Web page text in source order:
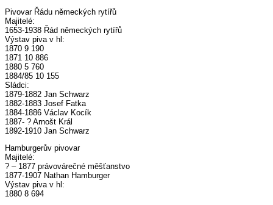
Pivovar Řádu německých rytířů
Majitelé:
1653-1938 Řád německých rytířů
Výstav piva v hl:
1870 9 190
1871 10 886
1880 5 760
1884/85 10 155
Sládci:
1879-1882 Jan Schwarz
1882-1883 Josef Fatka
1884-1886 Václav Kocík
1887- ? Arnošt Král
1892-1910 Jan Schwarz
Hamburgerův pivovar
Majitelé:
? – 1877 právovárečné měšťanstvo
1877-1907 Nathan Hamburger
Výstav piva v hl:
1880 8 694